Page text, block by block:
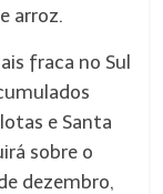
arroz.
fraca no Sul
e Santa
sobre o
dezembro,